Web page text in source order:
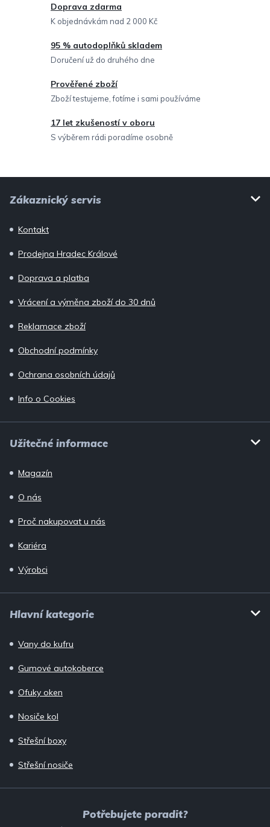
í
p
r
y
v
ý
Doprava zdarma
K objednávkám nad 2 000 Kč
95 % autodoplňků skladem
Doručení už do druhého dne
Prověřené zboží
Zboží testujeme, fotíme i sami používáme
17 let zkušeností v oboru
S výběrem rádi poradíme osobně
Zákaznický servis
Kontakt
Prodejna Hradec Králové
Doprava a platba
Vrácení a výměna zboží do 30 dnů
Reklamace zboží
Obchodní podmínky
Ochrana osobních údajů
Info o Cookies
Užitečné informace
Magazín
O nás
Proč nakupovat u nás
Kariéra
Výrobci
Hlavní kategorie
Vany do kufru
Gumové autokoberce
Ofuky oken
Nosiče kol
Střešní boxy
Střešní nosiče
Potřebujete poradit?